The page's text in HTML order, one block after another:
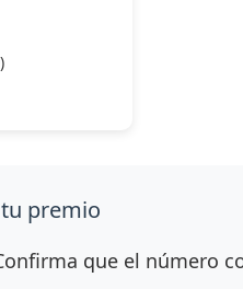
premio
que el número